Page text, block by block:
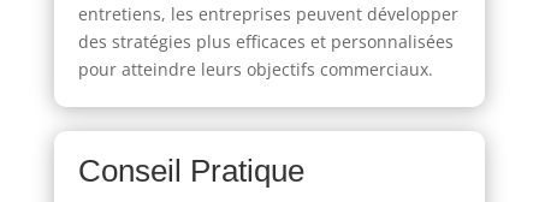
entretiens, les entreprises peuvent développer
des stratégies plus efficaces et personnalisées
pour atteindre leurs objectifs commerciaux.
Conseil Pratique